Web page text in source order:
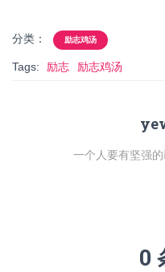
分类： 励志鸡汤
Tags: 励志 励志鸡汤
一个人要有坚强
0